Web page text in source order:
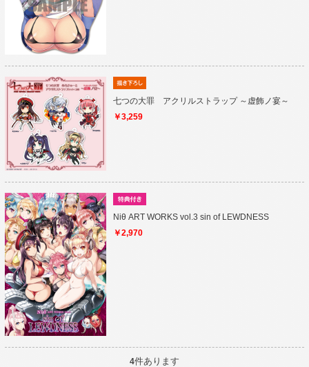
七つの大罪 アクリルストラップ ～虚飾ノ宴～
￥3,259
Niθ ART WORKS vol.3 sin of LEWDNESS
￥2,970
4件あります